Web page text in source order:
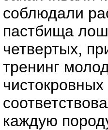
соблюдали
пастбища
четвертых,
тренинг
каждую